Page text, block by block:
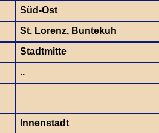
Süd-Ost
St. Lorenz, Buntekuh
Stadtmitte
..
Innenstadt